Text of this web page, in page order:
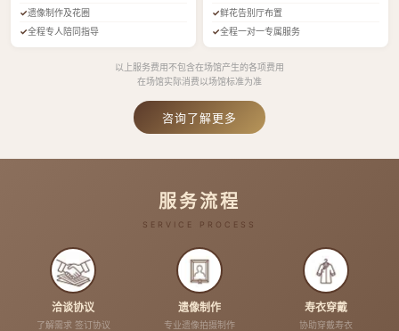
遗像制作及花圈
全程专人陪同指导
鲜花告别厅布置
全程一对一专属服务
以上服务费用不包含在场馆产生的各项费用
在场馆实际消费以场馆标准为准
咨询了解更多
服务流程
SERVICE PROCESS
洽谈协议
了解需求 签订协议
遗像制作
专业遗像拍摄制作
寿衣穿戴
协助穿戴寿衣